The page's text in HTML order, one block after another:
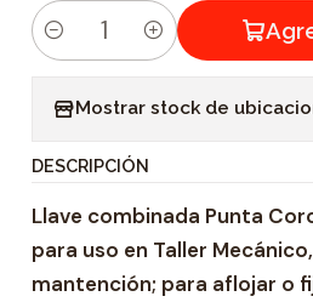
C
i
d
a
d
Mostrar stock de
DESCRIPCIÓN
Llave combinada Punta
para uso en Taller
mantención; para aflojar o